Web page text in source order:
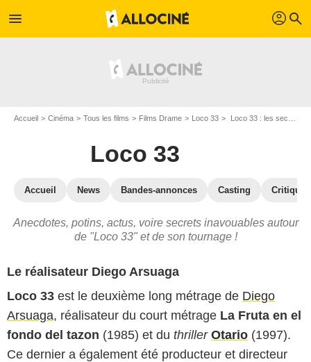
menu profil search
Accueil Cinéma Tous les films Films Drame Loco 33 Loco 33 : les secrets du tournage
Loco 33
Accueil News Bandes-annonces Casting
Anecdotes, potins, actus, voire secrets inavouables autour
de "Loco 33" et de son tournage !
Le réalisateur Diego Arsuaga
Loco 33 est le deuxième long métrage de Diego
Arsuaga, réalisateur du court métrage La Fruta en el
fondo del tazon (1985) et du thriller Otario (1997).
Ce dernier a également été producteur et directeur